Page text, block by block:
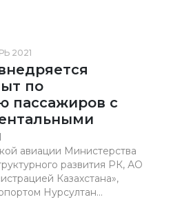
2021
по
пассажиров с
авиации Министерства
развития РК, АО
Казахстана»,
Нурсултан...